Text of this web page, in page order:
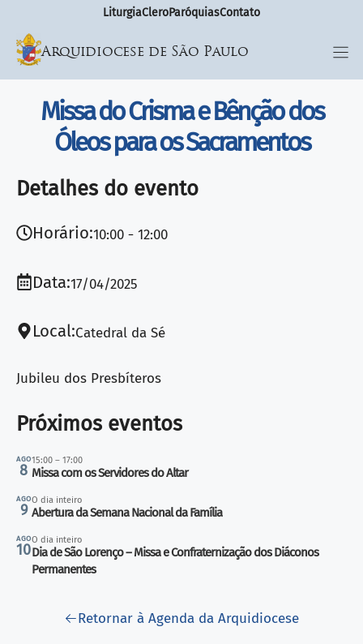
LiturgiaCleroParóquiasContato
Arquidiocese de São Paulo
Missa do Crisma e Bênção dos
Óleos para os Sacramentos
Detalhes do evento
Horário:10:00 12:00
Data:17/04/2025
Local:Catedral da Sé
Jubileu dos Presbíteros
Próximos eventos
AGO
8
15:00 – 17:00
Missa com os Servidores do Altar
AGO
9
O dia inteiro
Abertura da Semana Nacional da Família
AGO
10
O dia inteiro
Dia de São Lorenço – Missa e Confraternização dos Diáconos
Permanentes
Retornar à Agenda da Arquidiocese